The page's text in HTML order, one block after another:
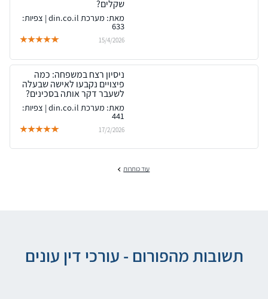
שקלים?
מאת: מערכת din.co.il | צפיות:
633
15/4/2026
ניסיון רצח במשפחה: כמה
פיצויים נקבעו לאישה שבעלה
לשעבר דקר אותה בסכינים?
מאת: מערכת din.co.il | צפיות:
441
17/2/2026
עוד כותרות
תשובות מהפורום - עורכי דין עונים